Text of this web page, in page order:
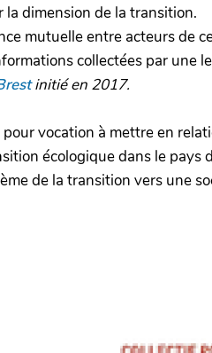
la dimension de la transition.
mutuelle entre acteurs de
collectées par une
initié en 2017.
vocation à mettre en
écologique dans le pays
de la transition vers une